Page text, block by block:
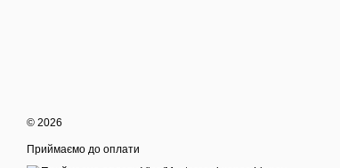
© 2026
Приймаємо до оплати